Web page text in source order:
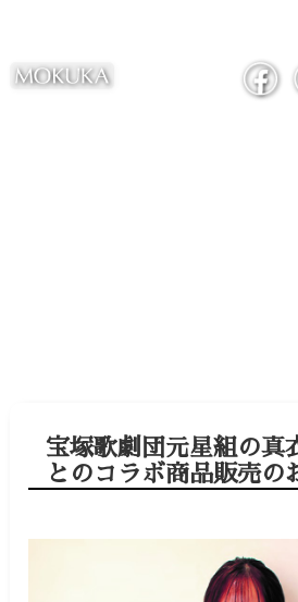
宝塚歌劇団元星組の真
とのコラボ商品販売の